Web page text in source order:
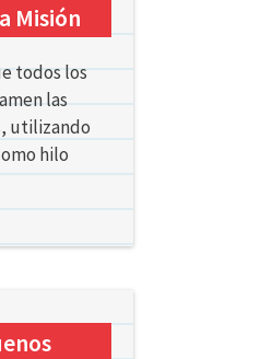
Misión
todos los
las
utilizando
hilo